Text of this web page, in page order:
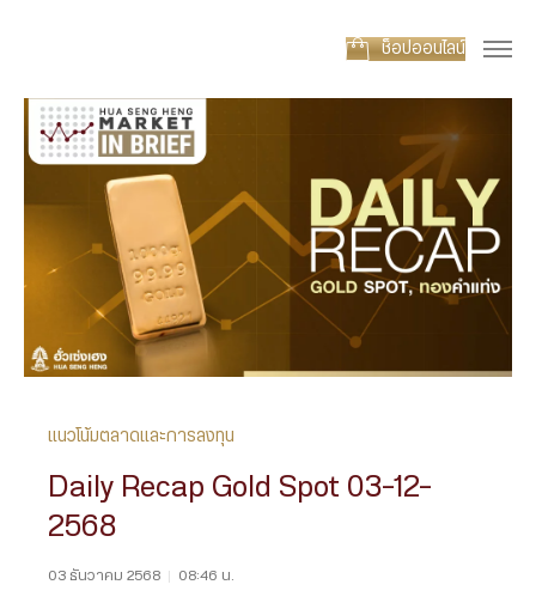
ช็อปออนไลน์
แนวโน้มตลาดและการลงทุน
Daily Recap Gold Spot 03-12-
2568
03 ธันวาคม 2568 | 08:46 น.